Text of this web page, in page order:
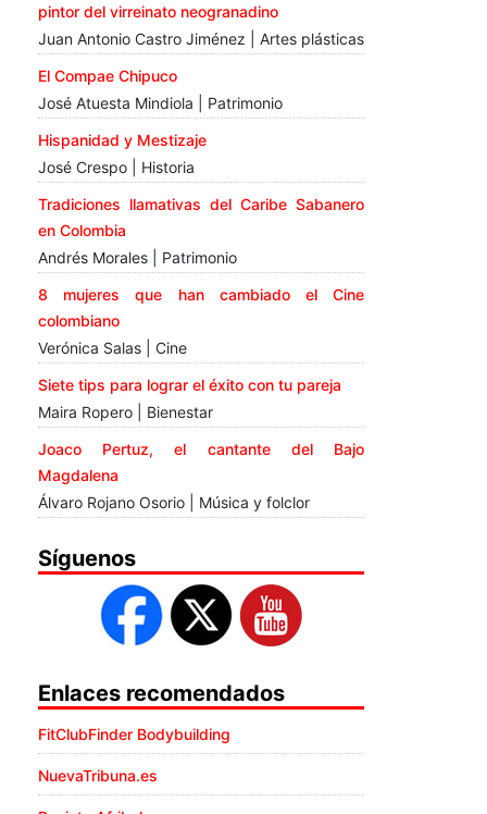
pintor del virreinato neogranadino
Juan Antonio Castro Jiménez | Artes plásticas
El Compae Chipuco
José Atuesta Mindiola | Patrimonio
Hispanidad y Mestizaje
José Crespo | Historia
Tradiciones llamativas del Caribe Sabanero
en Colombia
Andrés Morales | Patrimonio
8 mujeres que han cambiado el Cine
colombiano
Verónica Salas | Cine
Siete tips para lograr el éxito con tu pareja
Maira Ropero | Bienestar
Joaco Pertuz, el cantante del Bajo
Magdalena
Álvaro Rojano Osorio | Música y folclor
Síguenos
Enlaces recomendados
FitClubFinder Bodybuilding
NuevaTribuna.es